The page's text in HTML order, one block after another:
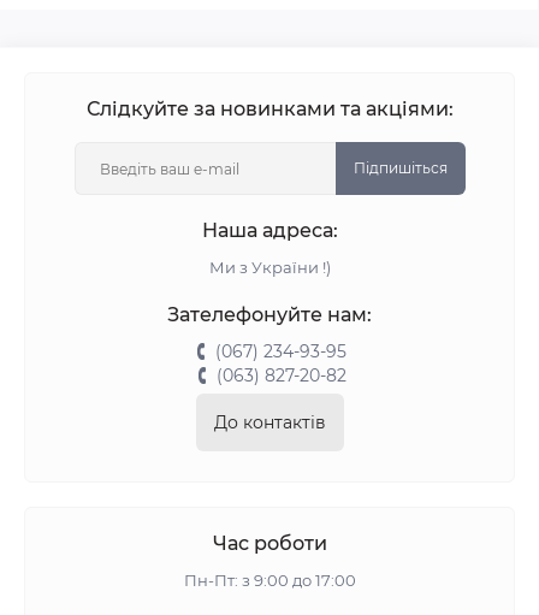
Слідкуйте за новинками та акціями:
Підпишіться
Наша адреса:
Ми з України !)
Зателефонуйте нам:
(067) 234-93-95
(063) 827-20-82
До контактів
Час роботи
Пн-Пт: з 9:00 до 17:00